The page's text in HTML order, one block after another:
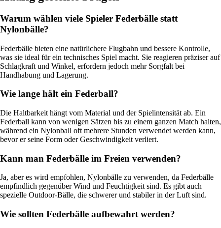
Warum wählen viele Spieler Federbälle statt
Nylonbälle?
Federbälle bieten eine natürlichere Flugbahn und bessere Kontrolle,
was sie ideal für ein technisches Spiel macht. Sie reagieren präziser auf
Schlagkraft und Winkel, erfordern jedoch mehr Sorgfalt bei
Handhabung und Lagerung.
Wie lange hält ein Federball?
Die Haltbarkeit hängt vom Material und der Spielintensität ab. Ein
Federball kann von wenigen Sätzen bis zu einem ganzen Match halten,
während ein Nylonball oft mehrere Stunden verwendet werden kann,
bevor er seine Form oder Geschwindigkeit verliert.
Kann man Federbälle im Freien verwenden?
Ja, aber es wird empfohlen, Nylonbälle zu verwenden, da Federbälle
empfindlich gegenüber Wind und Feuchtigkeit sind. Es gibt auch
spezielle Outdoor-Bälle, die schwerer und stabiler in der Luft sind.
Wie sollten Federbälle aufbewahrt werden?